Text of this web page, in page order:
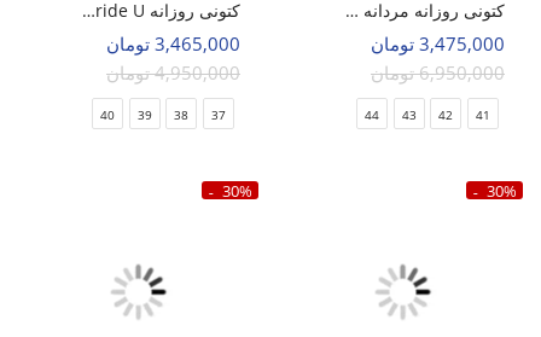
کتونی روزانه مردانه نایک Nike Jordan 1 Low Travis Scott M
3,475,000 تومان
6,950,000 تومان
41
42
43
44
کتونی روزانه Unisex VEJA Veja Stride U
3,465,000 تومان
4,950,000 تومان
37
38
39
40
30%
30%